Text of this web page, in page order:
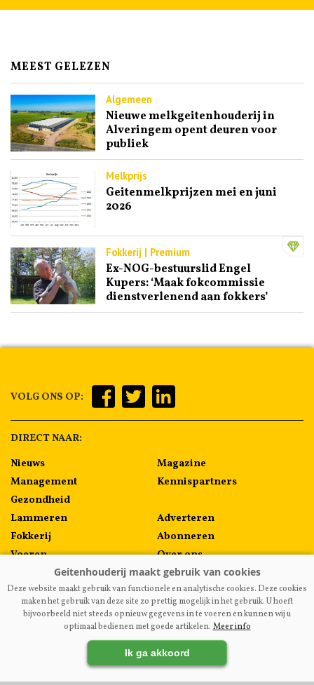
MEEST GELEZEN
Algemeen
Nieuwe melkgeitenhouderij in
Alveringem opent deuren voor
publiek
Melkprijs
Geitenmelkprijzen mei en juni
2026
Fokkerij | Premium
Ex-NOG-bestuurslid Engel
Kupers: ‘Maak fokcommissie
dienstverlenend aan fokkers’
VOLG ONS OP:
DIRECT NAAR:
Nieuws
Management
Gezondheid
Lammeren
Fokkerij
Voeren
Algemeen
Melkprijzen
Magazine
Kennispartners
Adverteren
Abonneren
Over ons
Contact
VAKBLADGEITENHOUDERIJ.NL DISCLAIMER
AGRIMEDIA
Deze website maakt gebruik van functionele en analytische cookies. Deze cookies
maken het gebruik van deze site zo prettig mogelijk in het gebruik. U hoeft
bijvoorbeeld niet steeds opnieuw gegevens in te voeren en kunnen wij u
optimaal bedienen met goede artikelen. Meer info
Ik ga akkoord